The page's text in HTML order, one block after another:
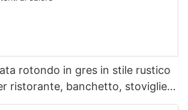
rotondo in gres in stile rustico
ristorante, banchetto, stoviglie
riutilizzabili e resistenti al